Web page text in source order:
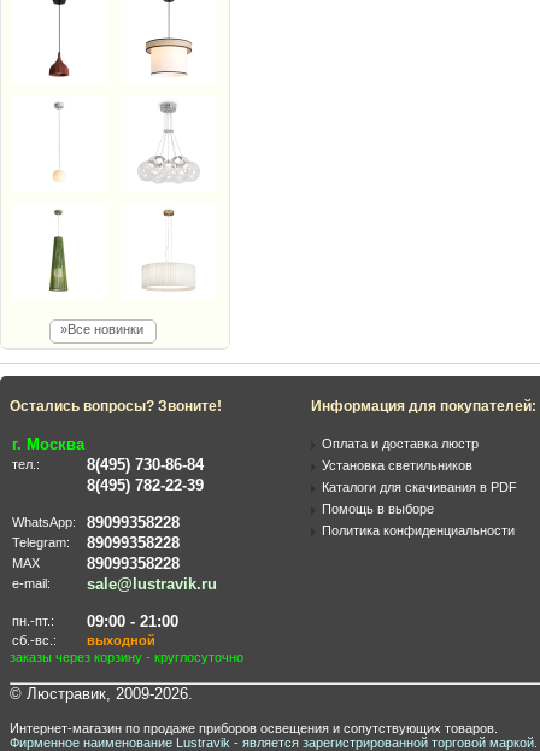
»Все новинки
Остались вопросы? Звоните!
г. Москва
тел.:
8(495) 730-86-84
8(495) 782-22-39
WhatsApp: 89099358228
Telegram: 89099358228
MAX 89099358228
e-mail: sale@lustravik.ru
пн.-пт.: 09:00 - 21:00
сб.-вс.:
выходной
заказы через корзину - круглосуточно
Информация для покупателей:
Оплата и доставка люстр
Установка светильников
Каталоги для скачивания в PDF
Помощь в выборе
Политика конфиденциальности
© Люстравик, 2009-2026.
Интернет-магазин по продаже приборов освещения и сопутствующих товаров.
Фирменное наименование Lustravik - является зарегистрированной торговой